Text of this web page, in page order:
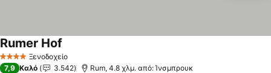
4 ΑστέριαΞενοδοχείο
Rumer Hof
7,9 Καλό 3.542 Rum, 4.8 χλμ. από: Ίνσμπρουκ